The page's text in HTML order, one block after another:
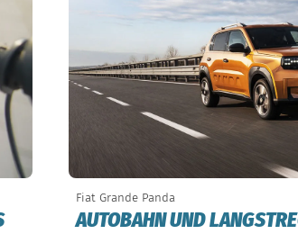
Fiat Grande Panda
AUTOBAHN UND